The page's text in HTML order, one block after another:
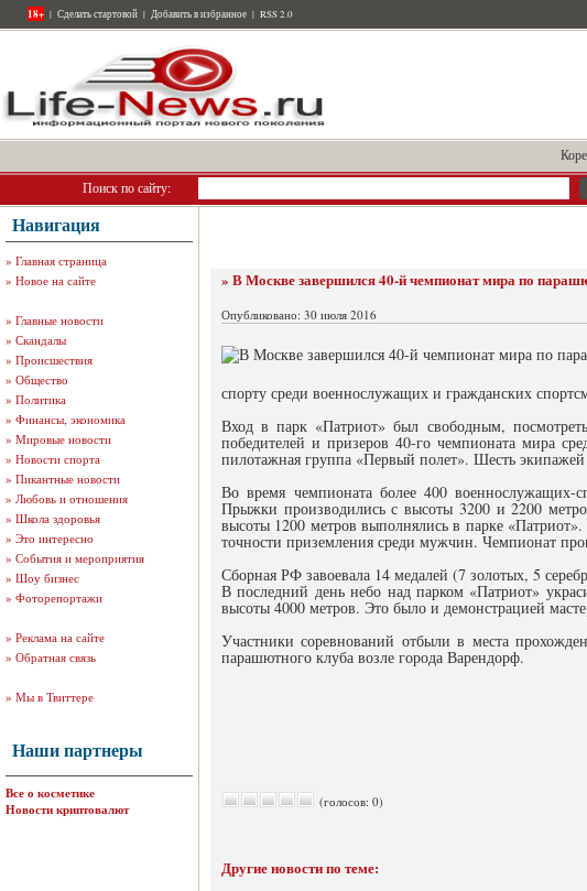
18+ | Сделать стартовой | Добавить в избранное | RSS 2.0
Поиск по сайту:
Навигация
» Главная страница
» Новое на сайте
» Главные новости
» Скандалы
» Происшествия
» Общество
» Политика
» Финансы, экономика
» Мировые новости
» Новости спорта
» Пикантные новости
» Любовь и отношения
» Школа здоровья
» Это интересно
» События и мероприятия
» Шоу бизнес
» Фоторепортажи
» Реклама на сайте
» Обратная связь
» Мы в Твиттере
Наши партнеры
Все о косметике
Новости криптовалют
» В Москве завершился 40-й чемпионат мира по
Опубликовано: 30 июля 2016
спорту среди военнослужащих и гражданских
Вход в парк «Патриот» был свободным,
победителей и призеров 40-го чемпионата мира
пилотажная группа «Первый полет». Шесть
Во время чемпионата более 400 военнослужащих-
Прыжки производились с высоты 3200 и 2200
высоты 1200 метров выполнялись в парке
точности приземления среди мужчин. Чемпионат
Сборная РФ завоевала 14 медалей (7 золотых, 5
В последний день небо над парком «Патриот»
высоты 4000 метров. Это было и демонстрацией
Участники соревнований отбыли в места
парашютного клуба возле города Варендорф.
(голосов: 0)
Другие новости по теме: